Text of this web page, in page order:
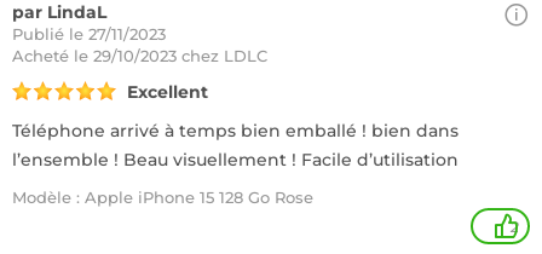
par LindaL
Publié le 27/11/2023
Acheté le 29/10/2023 chez LDLC
Excellent
Téléphone arrivé à temps bien emballé ! bien dans
l’ensemble ! Beau visuellement ! Facile d’utilisation
Modèle : Apple iPhone 15 128 Go Rose
2